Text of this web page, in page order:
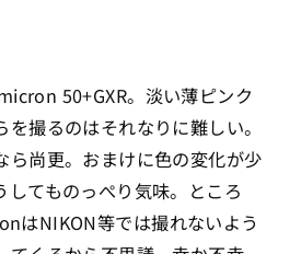
50+GXR。淡い薄ピンク
を撮るのはそれなりに難しい。
ら尚更。おまけに色の変化が少
してものっぺり気味。ところ
はNIKON等では撮れないよう